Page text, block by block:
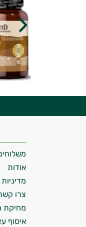
אודות
צרו
מחיקת
איסוף
יועץ בריאות אישי AI
התשובות
וספרות
ותזונת
אני כאן
התזונה
ולמצב